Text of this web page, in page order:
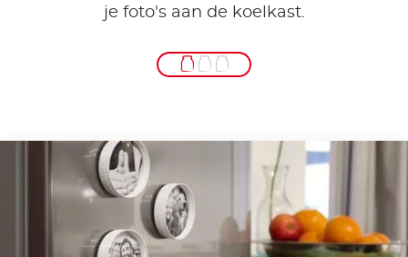
je foto's aan de koelkast.